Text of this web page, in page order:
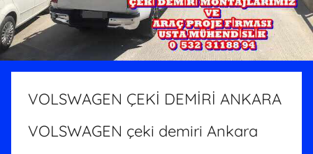
VOLSWAGEN ÇEKİ DEMİRİ ANKARA
VOLSWAGEN çeki demiri Ankara